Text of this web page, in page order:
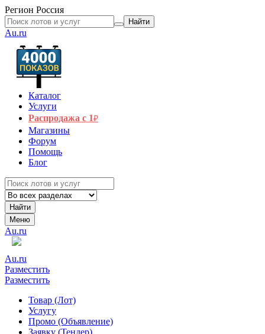
Регион Россия
Найти
Au.ru
Каталог
Услуги
Распродажа с 1₽
Магазины
Форум
Помощь
Блог
Найти
Меню
Au.ru
Au.ru
Разместить
Разместить
Товар (Лот)
Услугу
Промо (Объявление)
Заявку (Тендер)